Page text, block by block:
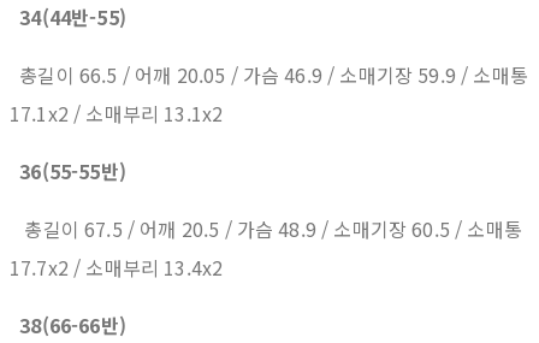
34(44반-55)
총길이 66.5 / 어깨 20.05 / 가슴 46.9 / 소매기장 59.9 / 소매통
17.1x2 / 소매부리 13.1x2
36(55-55반)
총길이 67.5 / 어깨 20.5 / 가슴 48.9 / 소매기장 60.5 / 소매통
17.7x2 / 소매부리 13.4x2
38(66-66반)